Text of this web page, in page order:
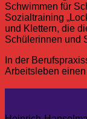
Schwimmen für
Sozialtraining
und Klettern, die
Schülerinnen und
In der
Arbeitsleben